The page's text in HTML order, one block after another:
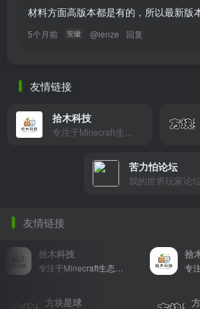
材料方面高版本都是有的，所以最新版
5个月前 安徽 @lenze 回复
友情链接
拾木科技
专注于Minecraft生态建设
苦力怕论坛
我的世界玩家论坛
友情链接
拾木科技
专注于Minecraft生态建设
拾木
方块星球